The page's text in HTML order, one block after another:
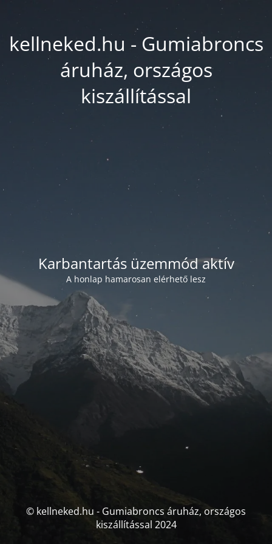
kellneked.hu - Gumiabroncs
áruház, országos
kiszállítással
Karbantartás üzemmód aktív
A honlap hamarosan elérhető lesz
© kellneked.hu - Gumiabroncs áruház, országos
kiszállítással 2024